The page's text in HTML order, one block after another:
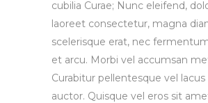
cubilia Curae; Nunc eleifend,
laoreet consectetur, magna
scelerisque erat, nec
et arcu. Morbi vel accumsan
Curabitur pellentesque vel
auctor. Quisque vel eros sit